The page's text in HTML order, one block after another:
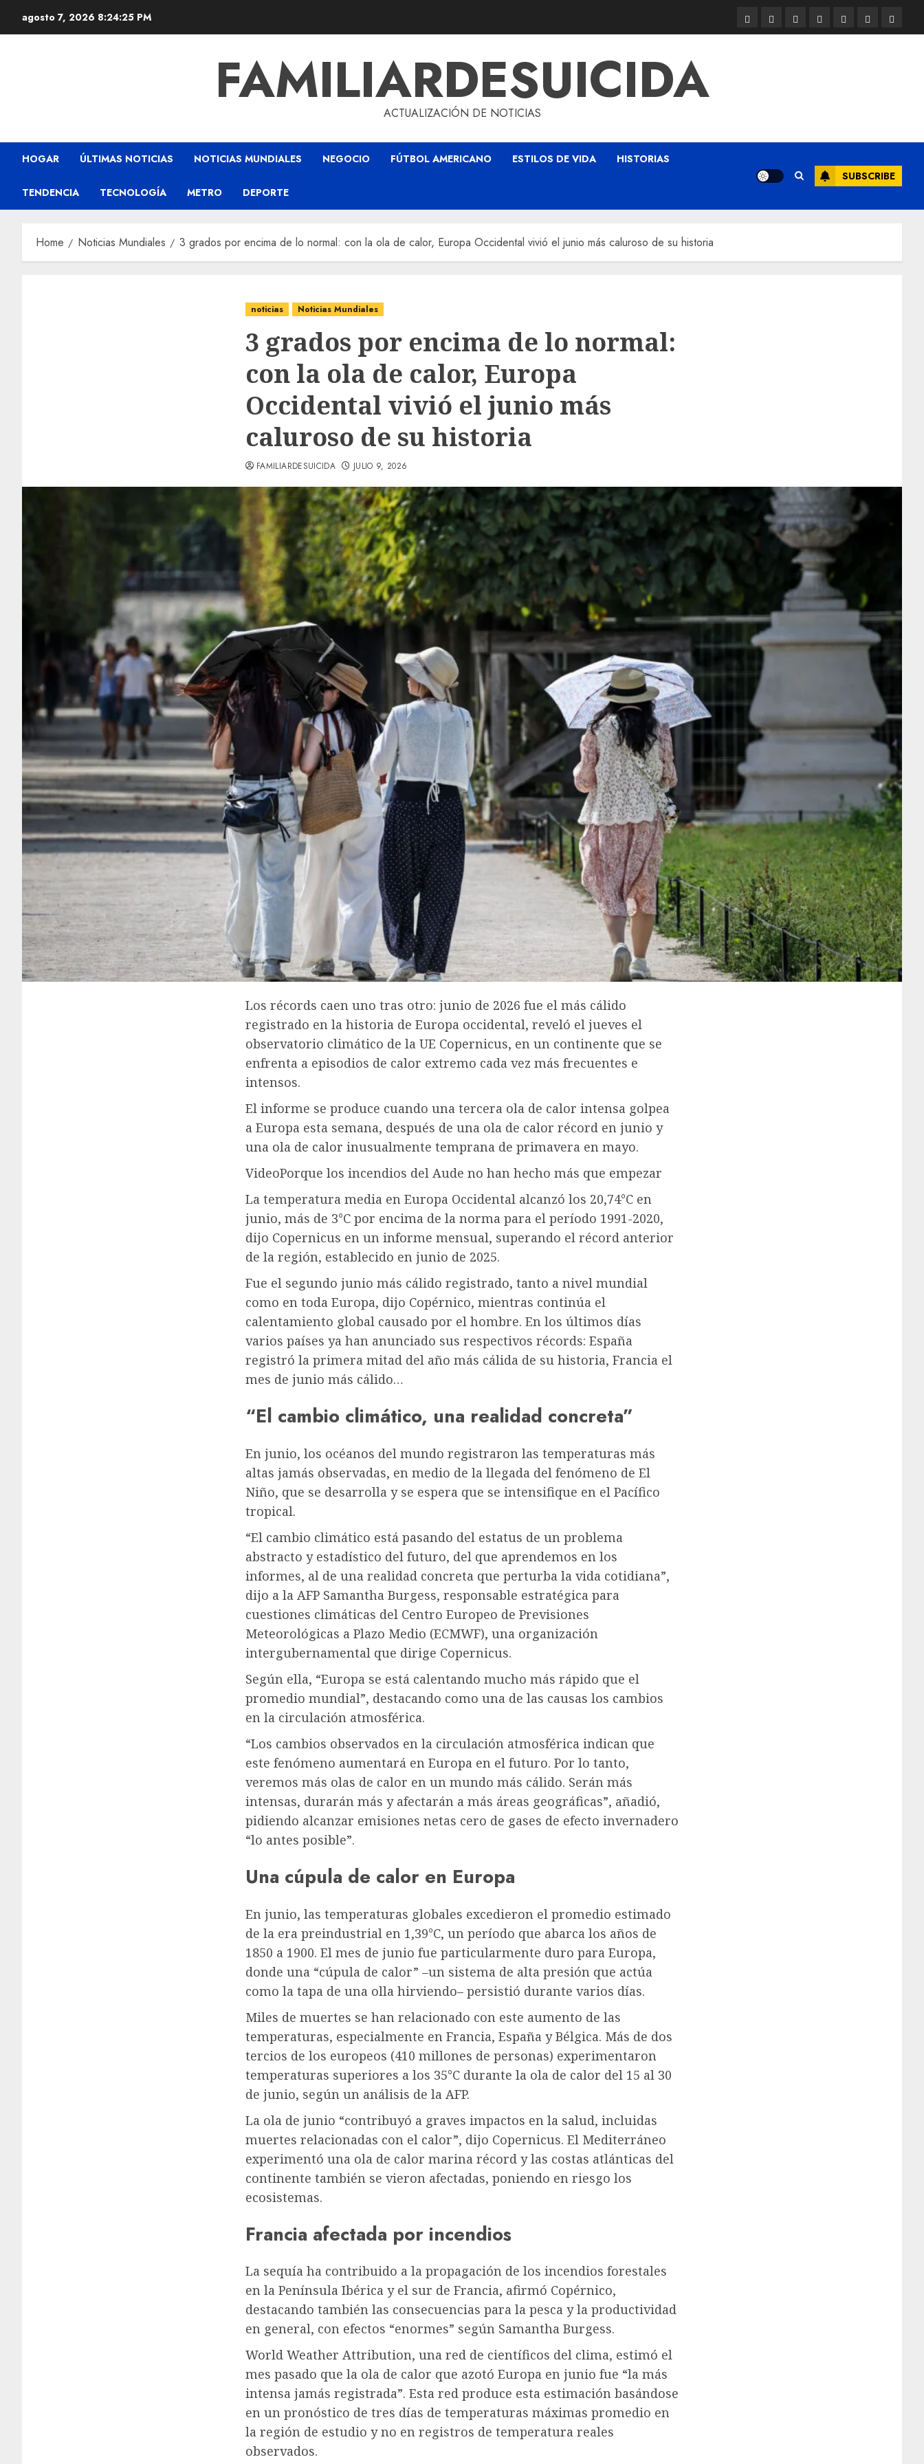
agosto 7, 2026 8:24:26 PM
FAMILIARDESUICIDA
ACTUALIZACIÓN DE NOTICIAS
HOGAR ÚLTIMAS NOTICIAS NOTICIAS MUNDIALES NEGOCIO FÚTBOL AMERICANO ESTILOS DE VIDA HISTORIAS
TENDENCIA TECNOLOGÍA METRO DEPORTE
SUBSCRIBE
Home Noticias Mundiales 3 grados por encima de lo normal: con la ola de calor, Europa Occidental vivió el junio más caluroso de su historia
noticias Noticias Mundiales
3 grados por encima de lo normal:
con la ola de calor, Europa
Occidental vivió el junio más
caluroso de su historia
FAMILIARDESUICIDA JULIO 9, 2026
Los récords caen uno tras otro: junio de 2026 fue el más cálido
registrado en la historia de Europa occidental, reveló el jueves el
observatorio climático de la UE Copernicus, en un continente que se
enfrenta a episodios de calor extremo cada vez más frecuentes e
intensos.
El informe se produce cuando una tercera ola de calor intensa golpea
a Europa esta semana, después de una ola de calor récord en junio y
una ola de calor inusualmente temprana de primavera en mayo.
VideoPorque los incendios del Aude no han hecho más que empezar
La temperatura media en Europa Occidental alcanzó los 20,74°C en
junio, más de 3°C por encima de la norma para el período 1991-2020,
dijo Copernicus en un informe mensual, superando el récord anterior
de la región, establecido en junio de 2025.
Fue el segundo junio más cálido registrado, tanto a nivel mundial
como en toda Europa, dijo Copérnico, mientras continúa el
calentamiento global causado por el hombre. En los últimos días
varios países ya han anunciado sus respectivos récords: España
registró la primera mitad del año más cálida de su historia, Francia el
mes de junio más cálido…
“El cambio climático, una realidad concreta”
En junio, los océanos del mundo registraron las temperaturas más
altas jamás observadas, en medio de la llegada del fenómeno de El
Niño, que se desarrolla y se espera que se intensifique en el Pacífico
tropical.
“El cambio climático está pasando del estatus de un problema
abstracto y estadístico del futuro, del que aprendemos en los
informes, al de una realidad concreta que perturba la vida cotidiana”,
dijo a la AFP Samantha Burgess, responsable estratégica para
cuestiones climáticas del Centro Europeo de Previsiones
Meteorológicas a Plazo Medio (ECMWF), una organización
intergubernamental que dirige Copernicus.
Según ella, “Europa se está calentando mucho más rápido que el
promedio mundial”, destacando como una de las causas los cambios
en la circulación atmosférica.
“Los cambios observados en la circulación atmosférica indican que
este fenómeno aumentará en Europa en el futuro. Por lo tanto,
veremos más olas de calor en un mundo más cálido. Serán más
intensas, durarán más y afectarán a más áreas geográficas”, añadió,
pidiendo alcanzar emisiones netas cero de gases de efecto invernadero
“lo antes posible”.
Una cúpula de calor en Europa
En junio, las temperaturas globales excedieron el promedio estimado
de la era preindustrial en 1,39°C, un período que abarca los años de
1850 a 1900. El mes de junio fue particularmente duro para Europa,
donde una “cúpula de calor” –un sistema de alta presión que actúa
como la tapa de una olla hirviendo– persistió durante varios días.
Miles de muertes se han relacionado con este aumento de las
temperaturas, especialmente en Francia, España y Bélgica. Más de dos
tercios de los europeos (410 millones de personas) experimentaron
temperaturas superiores a los 35°C durante la ola de calor del 15 al 30
de junio, según un análisis de la AFP.
La ola de junio “contribuyó a graves impactos en la salud, incluidas
muertes relacionadas con el calor”, dijo Copernicus. El Mediterráneo
experimentó una ola de calor marina récord y las costas atlánticas del
continente también se vieron afectadas, poniendo en riesgo los
ecosistemas.
Francia afectada por incendios
La sequía ha contribuido a la propagación de los incendios forestales
en la Península Ibérica y el sur de Francia, afirmó Copérnico,
destacando también las consecuencias para la pesca y la productividad
en general, con efectos “enormes” según Samantha Burgess.
World Weather Attribution, una red de científicos del clima, estimó el
mes pasado que la ola de calor que azotó Europa en junio fue “la más
intensa jamás registrada”. Esta red produce esta estimación basándose
en un pronóstico de tres días de temperaturas máximas promedio en
la región de estudio y no en registros de temperatura reales
observados.